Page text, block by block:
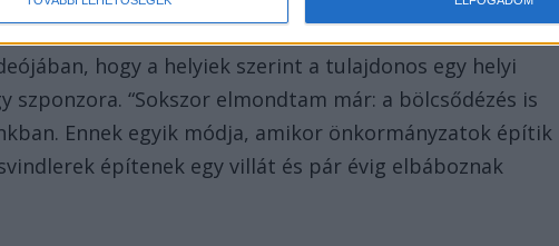
hogy a helyiek szerint a tulajdonos egy helyi
szponzora. “Sokszor elmondtam már: a bölcsődézés is
Ennek egyik módja, amikor önkormányzatok építik
építenek egy villát és pár évig elbáboznak